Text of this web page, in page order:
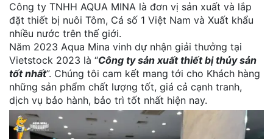
Công ty TNHH AQUA MINA là đơn vị sản xuất và lắp
đặt thiết bị nuôi Tôm, Cá số 1 Việt Nam và Xuất khẩu
nhiều nước trên thế giới.
Năm 2023 Aqua Mina vinh dự nhận giải thưởng tại
Vietstock 2023 là “Công ty sản xuất thiết bị thủy sản
tốt nhất”. Chúng tôi cam kết mang tới cho Khách hàng
những sản phẩm chất lượng tốt, giá cả cạnh tranh,
dịch vụ bảo hành, bảo trì tốt nhất hiện nay.